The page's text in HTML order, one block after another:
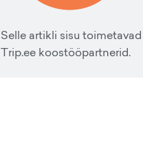
Selle artikli sisu toimetavad
Trip.ee koostööpartnerid.